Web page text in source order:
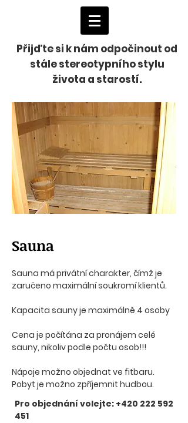
Přijďte si k nám odpočinout od
stále stereotypního stylu
života a starostí.
Sauna
Sauna má privátní charakter, čímž je
zaručeno maximální soukromí klientů.
Kapacita sauny je maximálně 4 osoby
Cena je počítána za pronájem celé
sauny, nikoliv podle počtu osob!!!
Nápoje možno objednat ve fitbaru.
Pobyt je možno zpříjemnit hudbou.
Pro objednání volejte: +420 222 592
451